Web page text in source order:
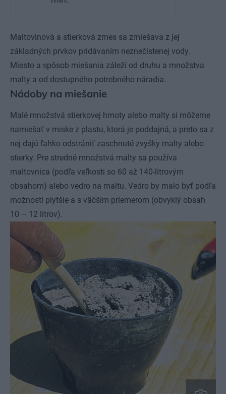
Maltovinová a stierková zmes sa zmiešava z jej
základných prvkov pridávaním neznečistenej vody.
Miesto a spôsob miešania záleží od druhu a množstva
malty a od dostupného potrebného náradia.
Nádoby na miešanie
Malé množstvá stierkovej hmoty alebo malty si môžeme
namiešať v miske z plastu, ktorá je poddajná, a preto sa z
nej dajú ľahko odstrániť zaschnuté zvyšky malty alebo
stierky. Pre stredné množstvá malty sa používa
maltovnica (podľa veľkosti so 60 až 140-litrovým
obsahom) alebo vedro na maltu. Vedro by malo byť podľa
možnosti plytšie a s väčším priemerom (obvyklý obsah
10 – 12 litrov).